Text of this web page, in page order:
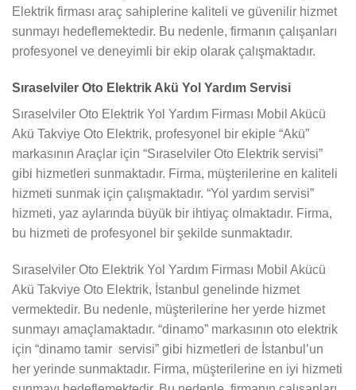
Elektrik firması araç sahiplerine kaliteli ve güvenilir hizmet
sunmayı hedeflemektedir. Bu nedenle, firmanın çalışanları
profesyonel ve deneyimli bir ekip olarak çalışmaktadır.
Sıraselviler Oto Elektrik Akü Yol Yardım Servisi
Sıraselviler Oto Elektrik Yol Yardım Firması Mobil Akücü
Akü Takviye Oto Elektrik, profesyonel bir ekiple “Akü”
markasının Araçlar için “Sıraselviler Oto Elektrik servisi”
gibi hizmetleri sunmaktadır. Firma, müşterilerine en kaliteli
hizmeti sunmak için çalışmaktadır. “Yol yardım servisi”
hizmeti, yaz aylarında büyük bir ihtiyaç olmaktadır. Firma,
bu hizmeti de profesyonel bir şekilde sunmaktadır.
Sıraselviler Oto Elektrik Yol Yardım Firması Mobil Akücü
Akü Takviye Oto Elektrik, İstanbul genelinde hizmet
vermektedir. Bu nedenle, müşterilerine her yerde hizmet
sunmayı amaçlamaktadır. “dinamo” markasının oto elektrik
için “dinamo tamir servisi” gibi hizmetleri de İstanbul’un
her yerinde sunmaktadır. Firma, müşterilerine en iyi hizmeti